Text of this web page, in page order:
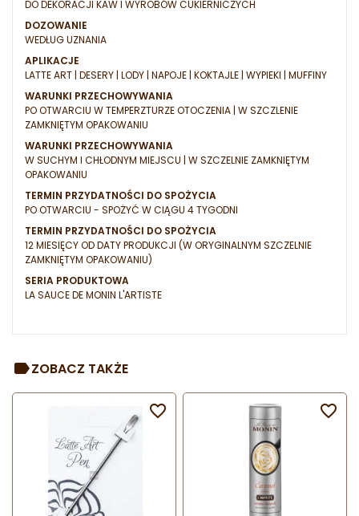
DO DEKORACJI KAW I WYROBÓW CUKIERNICZYCH
DOZOWANIE
WEDŁUG UZNANIA
APLIKACJE
LATTE ART | DESERY | LODY | NAPOJE | KOKTAJLE | WYPIEKI | MUFFINY
WARUNKI PRZECHOWYWANIA
PO OTWARCIU W TEMPERZTURZE OTOCZENIA | W SZCZLENIE
ZAMKNIĘTYM OPAKOWANIU
WARUNKI PRZECHOWYWANIA
W SUCHYM I CHŁODNYM MIEJSCU | W SZCZELNIE ZAMKNIĘTYM
OPAKOWANIU
TERMIN PRZYDATNOŚCI DO SPOŻYCIA
PO OTWARCIU - SPOŻYĆ W CIĄGU 4 TYGODNI
TERMIN PRZYDATNOŚCI DO SPOŻYCIA
12 MIESIĘCY OD DATY PRODUKCJI (W ORYGINALNYM SZCZELNIE
ZAMKNIĘTYM OPAKOWANIU)
SERIA PRODUKTOWA
LA SAUCE DE MONIN L'ARTISTE
ZOBACZ TAKŻE
 